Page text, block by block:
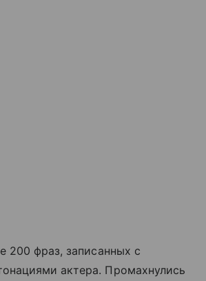
200 фраз, записанных с
актера. Промахнулись